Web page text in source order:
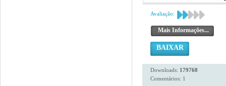
Avaliação:
Mais Informações...
BAIXAR
Downloads: 179768
Comentários: 1